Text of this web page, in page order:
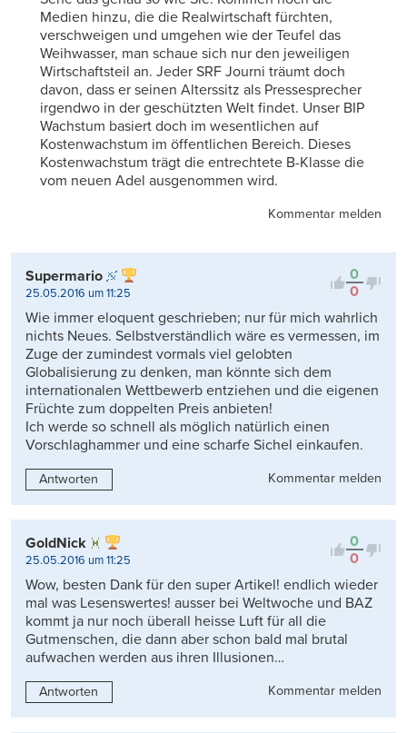
Medien hinzu, die die Realwirtschaft fürchten,
verschweigen und umgehen wie der Teufel das
Weihwasser, man schaue sich nur den jeweiligen
Wirtschaftsteil an. Jeder SRF Journi träumt doch
davon, dass er seinen Alterssitz als Pressesprecher
irgendwo in der geschützten Welt findet. Unser BIP
Wachstum basiert doch im wesentlichen auf
Kostenwachstum im öffentlichen Bereich. Dieses
Kostenwachstum trägt die entrechtete B-Klasse die
vom neuen Adel ausgenommen wird.
Kommentar melden
0
0
Supermario
25.05.2016 um 11:25
Wie immer eloquent geschrieben; nur für mich wahrlich
nichts Neues. Selbstverständlich wäre es vermessen, im
Zuge der zumindest vormals viel gelobten
Globalisierung zu denken, man könnte sich dem
internationalen Wettbewerb entziehen und die eigenen
Früchte zum doppelten Preis anbieten!
Ich werde so schnell als möglich natürlich einen
Vorschlaghammer und eine scharfe Sichel einkaufen.
Antworten Kommentar melden
0
0
GoldNick
25.05.2016 um 11:25
Wow, besten Dank für den super Artikel! endlich wieder
mal was Lesenswertes! ausser bei Weltwoche und BAZ
kommt ja nur noch überall heisse Luft für all die
Gutmenschen, die dann aber schon bald mal brutal
aufwachen werden aus ihren Illusionen…
Antworten Kommentar melden